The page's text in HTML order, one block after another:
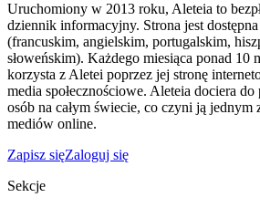
Uruchomiony w 2013 roku, Aleteia to
dziennik informacyjny. Strona jest
(francuskim, angielskim, portugalskim,
słoweńskim). Każdego miesiąca ponad
korzysta z Aletei poprzez jej stronę
media społecznościowe. Aleteia dociera
osób na całym świecie, co czyni ją
mediów online.
Zapisz sięZaloguj się
Sekcje